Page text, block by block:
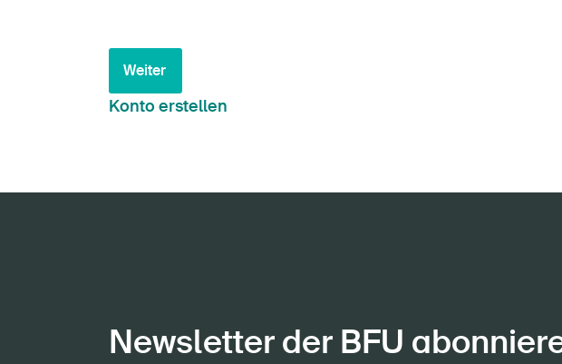
Weiter
Konto erstellen
Newsletter der BFU